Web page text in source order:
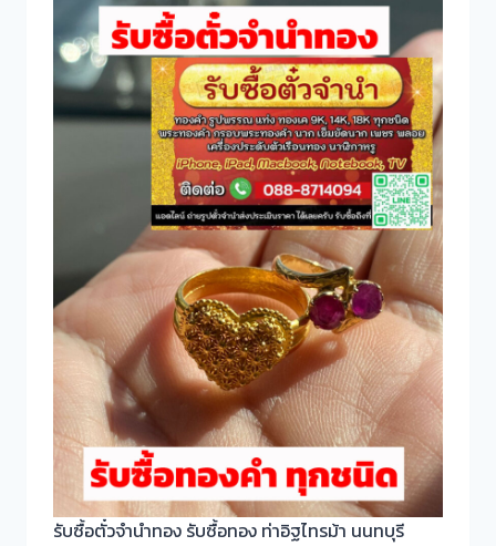
รับซื้อตั๋วจำนำทอง รับซื้อทอง ท่าอิฐไทรม้า นนทบุรี